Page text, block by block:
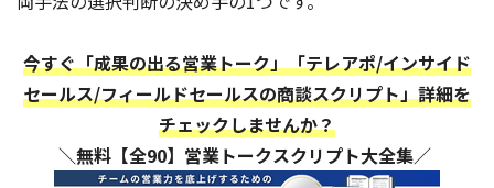
今すぐ「成果の出る営業トーク」「テレアポ/インサイド
セールス/フィールドセールスの商談スクリプト」詳細を
チェックしませんか？
＼無料【全90】営業トークスクリプト大全集／